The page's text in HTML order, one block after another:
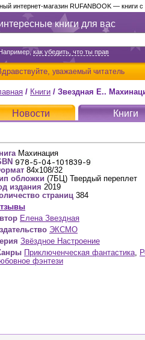
книги для вас
как убедить, что ты прав
уважаемый читатель
интернет-магазин RUFANBOOK — книги
/ Книги / Звездная Е..
Новости
Книги
Махинация
84x108/32
обложки (7БЦ) Твердый переплет
издания 2019
страниц 384
Елена Звездная
ЭКСМО
Звёздное Настроение
Приключенческая фантастика,
фэнтези